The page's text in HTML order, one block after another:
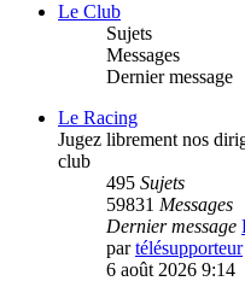
Le Club
Sujets
Messages
Dernier message
Le Racing
Jugez librement nos
club
495 Sujets
59831 Messages
Dernier message
partélésupporteur
6 août 2026 9:14